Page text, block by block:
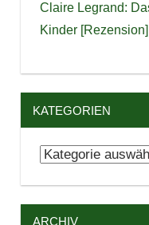
Claire Legrand:
Kinder [Rezension]
KATEGORIEN
Kategorien
ARCHIV